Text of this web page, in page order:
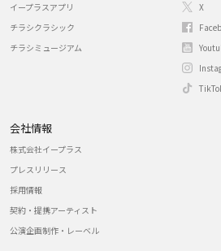
イープラスアプリ
チラシクラシック
チラシミュージアム
X
会社情報
株式会社イープラス
プレスリリース
採用情報
契約・提携アーティスト
公演企画制作・レーベル